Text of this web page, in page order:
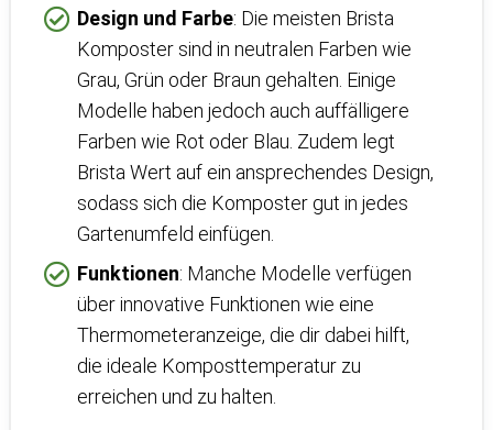
Design und Farbe: Die meisten Brista
Komposter sind in neutralen Farben wie
Grau, Grün oder Braun gehalten. Einige
Modelle haben jedoch auch auffälligere
Farben wie Rot oder Blau. Zudem legt
Brista Wert auf ein ansprechendes Design,
sodass sich die Komposter gut in jedes
Gartenumfeld einfügen.
Funktionen: Manche Modelle verfügen
über innovative Funktionen wie eine
Thermometeranzeige, die dir dabei hilft,
die ideale Komposttemperatur zu
erreichen und zu halten.